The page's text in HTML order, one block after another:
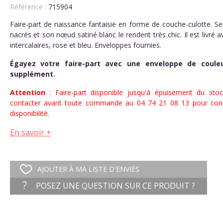
Référence : 715904
Faire-part de naissance fantaisie en forme de couche-culotte.
nacrés et son nœud satiné blanc le rendent très chic. Il est livré
intercalaires, rose et bleu. Enveloppes fournies.
Égayez votre faire-part avec une enveloppe de
supplément.
Attention: Faire-part disponible jusqu'à épuisement du
contacter avant toute commande au 04 74 21 08 13 pour
disponibilité.
En savoir +
AJOUTER À MA LISTE D'ENVIES
POSEZ UNE QUESTION SUR CE PRODUIT ?